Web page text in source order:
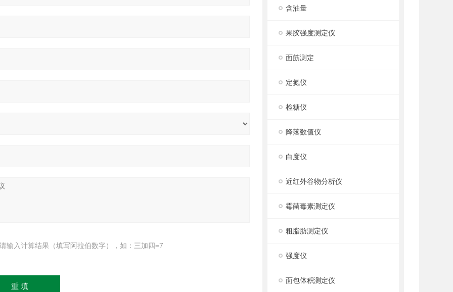
含油量
果胶强度测定仪
面筋测定
定氮仪
检糖仪
降落数值仪
白度仪
近红外谷物分析仪
霉菌毒素测定仪
粗脂肪测定仪
强度仪
面包体积测定仪
请输入计算结果（填写阿拉伯数字），如：三加四=7